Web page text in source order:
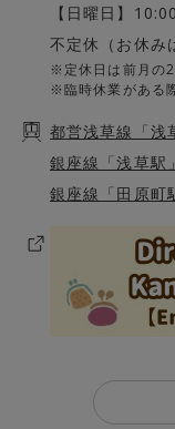
【日曜日】
不定休（お休み
※定休日は前月の
※臨時休業がある
都営浅草線「浅
銀座線「浅草駅
銀座線「田原町